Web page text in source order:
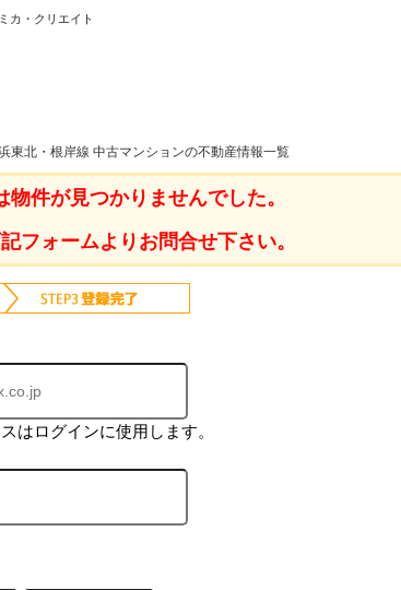
カ・クリエイト
東北・根岸線 中古マンションの不動産情報一覧
件が見つかりませんでした。
フォームよりお問合せ下さい。
はログインに使用します。